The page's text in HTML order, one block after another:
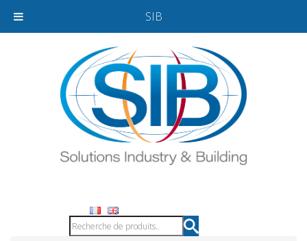
SIB